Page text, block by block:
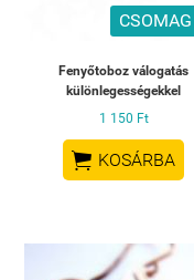
Fenyőtoboz válogatás
különlegességekkel
1 150 Ft
 KOSÁRBA